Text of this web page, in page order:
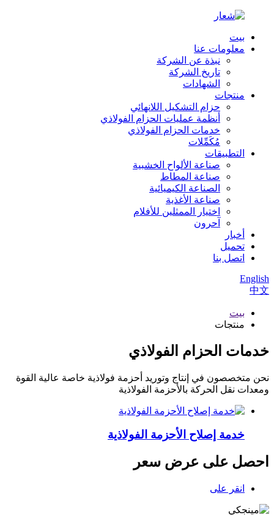
بيت
معلومات عنا
نبذة عن الشركة
تاريخ الشركة
الشهادات
منتجات
حزام التشكيل اللانهائي
أنظمة عمليات الحزام الفولاذي
خدمات الحزام الفولاذي
مُكَمِّلات
التطبيقات
صناعة الألواح الخشبية
صناعة المطاط
الصناعة الكيميائية
صناعة الأغذية
اختيار الممثلين للأفلام
آحرون
أخبار
تحميل
اتصل بنا
English
中文
بيت
منتجات
خدمات الحزام الفولاذي
نحن متخصصون في إنتاج وتوريد أحزمة فولاذية خاصة عالية القوة
ومعدات نقل الحركة بالأحزمة الفولاذية
خدمة إصلاح الأحزمة الفولاذية
احصل على عرض سعر
انقر على